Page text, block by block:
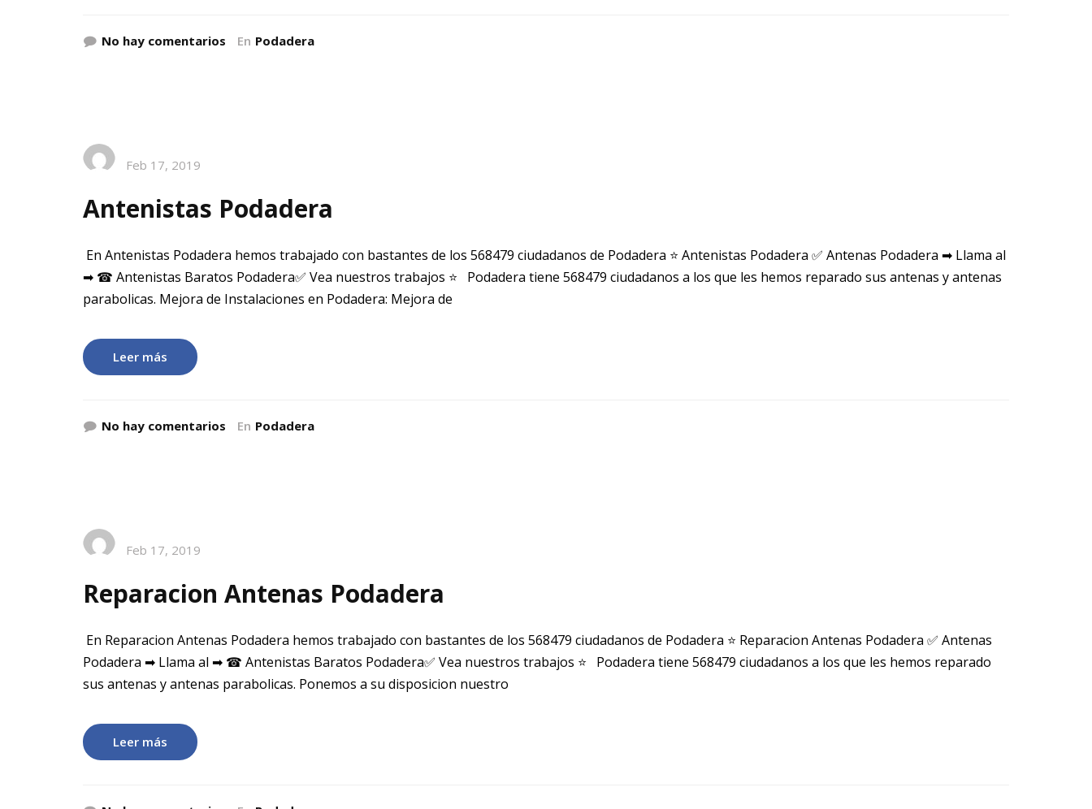
No hay comentarios En Podadera
Feb 17, 2019
Antenistas Podadera
En Antenistas Podadera hemos trabajado con bastantes de los 568479 ciudadanos de Podadera ⭐ Antenistas Podadera ✅ Antenas Podadera ➡ Llama al
➡ ☎ Antenistas Baratos Podadera✅ Vea nuestros trabajos ⭐ Podadera tiene 568479 ciudadanos a los que les hemos reparado sus antenas y antenas
parabolicas. Mejora de Instalaciones en Podadera: Mejora de
Leer más
No hay comentarios En Podadera
Feb 17, 2019
Reparacion Antenas Podadera
En Reparacion Antenas Podadera hemos trabajado con bastantes de los 568479 ciudadanos de Podadera ⭐ Reparacion Antenas Podadera ✅ Antenas
Podadera ➡ Llama al ➡ ☎ Antenistas Baratos Podadera✅ Vea nuestros trabajos ⭐ Podadera tiene 568479 ciudadanos a los que les hemos reparado
sus antenas y antenas parabolicas. Ponemos a su disposicion nuestro
Leer más